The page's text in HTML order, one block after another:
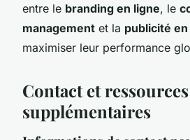
entre le branding en ligne, le
management et la publicité
maximiser leur performance
Contact et ressources
supplémentaires